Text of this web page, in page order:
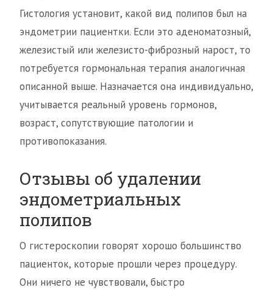
Гистология установит, какой вид полипов был на
эндометрии пациентки. Если это аденоматозный,
железистый или железисто-фиброзный нарост, то
потребуется гормональная терапия аналогичная
описанной выше. Назначается она индивидуально,
учитывается реальный уровень гормонов,
возраст, сопутствующие патологии и
противопоказания.
Отзывы об удалении
эндометриальных
полипов
О гистероскопии говорят хорошо большинство
пациенток, которые прошли через процедуру.
Они ничего не чувствовали, быстро